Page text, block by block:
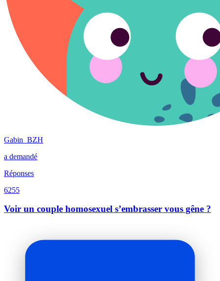
Gabin_BZH
a demandé
Réponses
6255
Voir un couple homosexuel s’embrasser vous gêne ?